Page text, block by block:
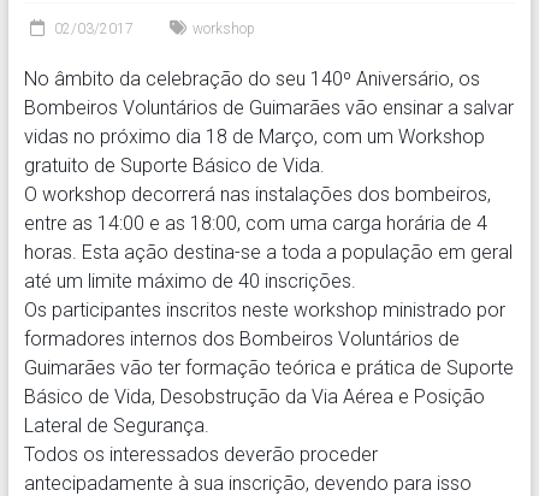
02/03/2017 workshop
No âmbito da celebração do seu 140º Aniversário, os
Bombeiros Voluntários de Guimarães vão ensinar a salvar
vidas no próximo dia 18 de Março, com um Workshop
gratuito de Suporte Básico de Vida.
O workshop decorrerá nas instalações dos bombeiros,
entre as 14:00 e as 18:00, com uma carga horária de 4
horas. Esta ação destina-se a toda a população em geral
até um limite máximo de 40 inscrições.
Os participantes inscritos neste workshop ministrado por
formadores internos dos Bombeiros Voluntários de
Guimarães vão ter formação teórica e prática de Suporte
Básico de Vida, Desobstrução da Via Aérea e Posição
Lateral de Segurança.
Todos os interessados deverão proceder
antecipadamente à sua inscrição, devendo para isso